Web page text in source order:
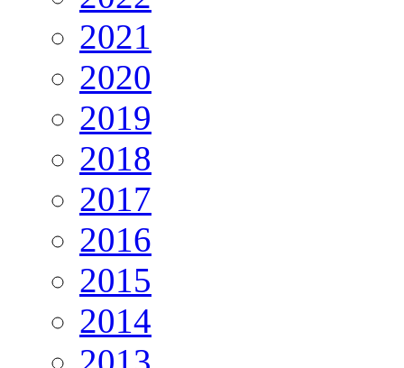
2021
2020
2019
2018
2017
2016
2015
2014